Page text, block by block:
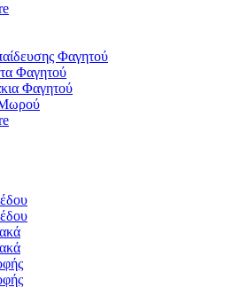
Φαγητού
Φαγητού
Φαγητού